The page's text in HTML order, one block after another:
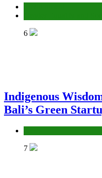
6
Indigenous
Bali’s Green
7